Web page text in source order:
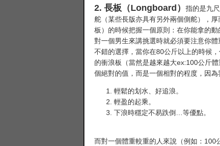
2. 長板（Longboard）
指的是九
舵（某些長版亦具有另外兩個側舵），
板）的時候把握一個原則：在你能拿的
對一個男生來講挑選時就必須要注意你
不錯的選擇，當你在80公斤以上的時候
的衝浪板（當然是越來越大ex:100公斤
個絕對的值，而是一個相對的程度，因
輕鬆的划水、好追浪。
輕盈的起乘。
下浪時穩定不易跌倒…等優點。
而對一個體重較重的人來說（例如：